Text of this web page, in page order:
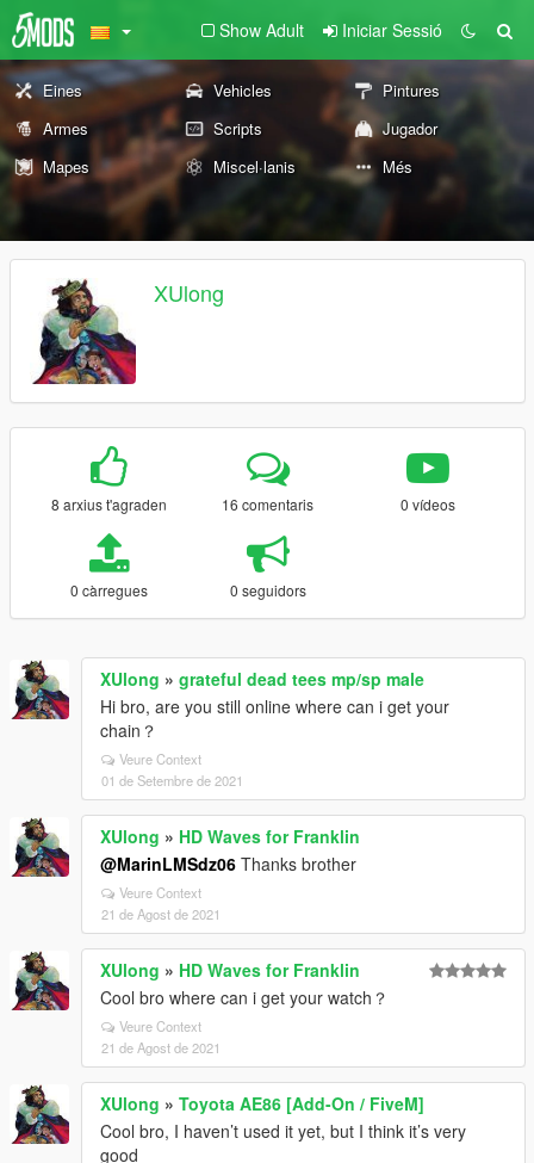
Show Adult Iniciar Sessió
Eines Vehicles
Pintures
Armes
Scripts
Jugador
Mapes
Miscel·lanis Més
XUlong
8 arxius t'agraden 16 comentaris 0 vídeos
0 càrregues 0 seguidors
XUlong » grateful dead tees mp/sp male
Hi bro, are you still online where can i get your
chain？
Veure Context
01 de Setembre de 2021
XUlong » HD Waves for Franklin
@MarinLMSdz06 Thanks brother
Veure Context
21 de Agost de 2021
XUlong » HD Waves for Franklin
Cool bro where can i get your watch？
Veure Context
21 de Agost de 2021
XUlong » Toyota AE86 [Add-On / FiveM]
Cool bro, I haven’t used it yet, but I think it’s very
good